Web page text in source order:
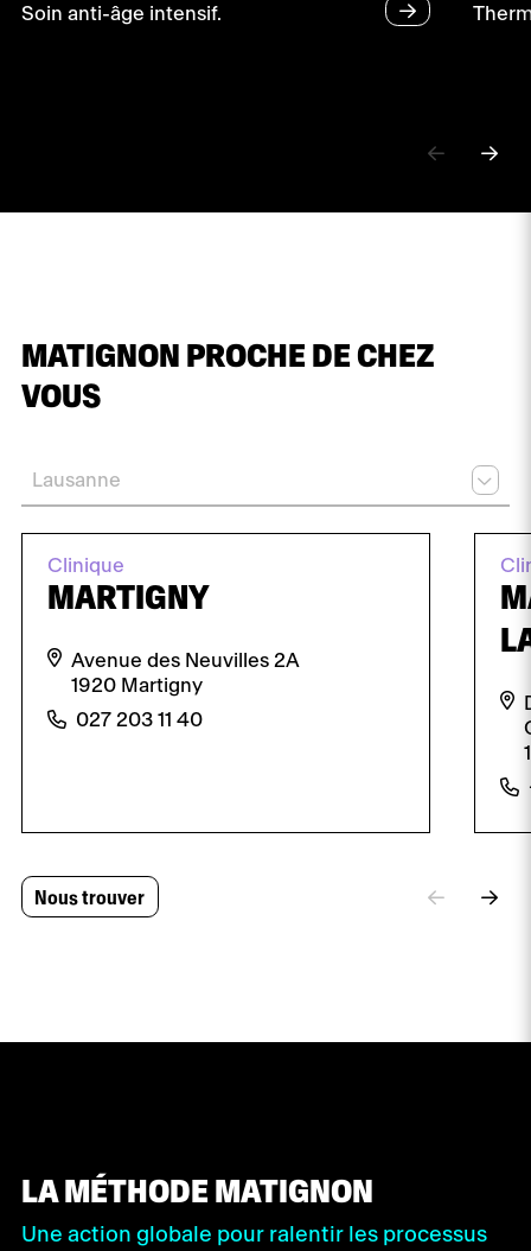
Soin anti-âge intensif.
MATIGNON PROCHE DE CHEZ
VOUS
Lausanne
Clinique
MARTIGNY
Avenue des Neuvilles 2A
1920 Martigny
027 203 11 40
Nous trouver
LA MÉTHODE MATIGNON
Une action globale pour ralentir les processus